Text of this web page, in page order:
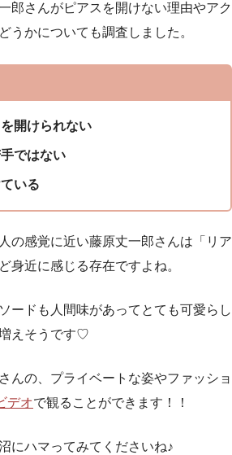
郎さんがピアスを開けない理由やアク
うかについても調査しました。
開けられない
ではない
いる
の感覚に近い藤原丈一郎さんは「リア
身近に感じる存在ですよね。
ードも人間味があってとても可愛らし
えそうです♡
んの、プライベートな姿やファッショ
デオで観ることができます！！
にハマってみてくださいね♪